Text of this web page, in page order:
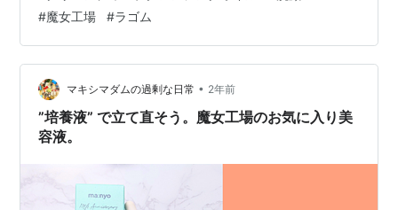
は、頑固なマスカラも落ちて洗い上がりもつっぱり感が
なかったです。匂いも気に入っています。
www.qoo10.jp次に、洗顔です。洗顔もクレンジングと同
様に洗浄力があってつっぱらなくて、泡立ち…
#魔女工場 #ラゴム
マキシマダムの過剰な日常 • 2年前
”培養液” で立て直そう。魔女工場のお気に入り美
容液。